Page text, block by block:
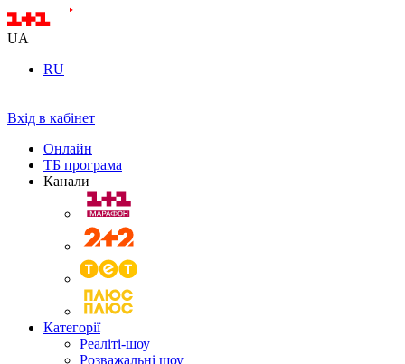
UA
RU
Вхід в кабінет
Онлайн
ТБ програма
Канали
Категорії
Реаліті-шоу
Розважальні шоу